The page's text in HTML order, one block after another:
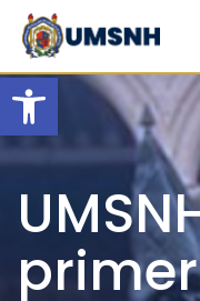
Open
Skip
content